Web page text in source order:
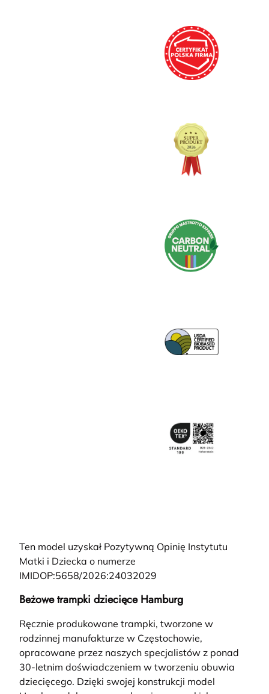
Ten model uzyskał Pozytywną Opinię Instytutu
Matki i Dziecka o numerze
IMIDOP:5658/2026:24032029
Beżowe trampki dziecięce Hamburg
Ręcznie produkowane trampki, tworzone w
rodzinnej manufakturze w Częstochowie,
opracowane przez naszych specjalistów z ponad
30-letnim doświadczeniem w tworzeniu obuwia
dziecięcego. Dzięki swojej konstrukcji model